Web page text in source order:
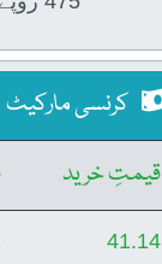
کرنسی مارکیٹ
قیمتِ خرید
41.14